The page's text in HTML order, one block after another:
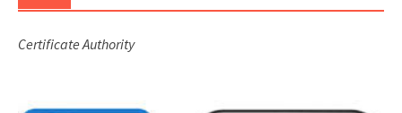
Certificate Authority